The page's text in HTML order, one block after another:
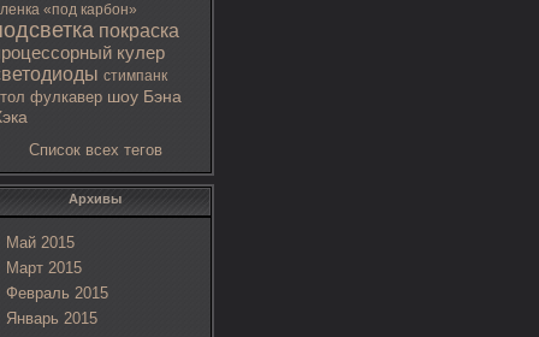
«под карбон»
покраска
кулер
стимпанк
фулкавер шоу Бэна
Список всех тегов
Архивы
Май 2015
Март 2015
Февраль 2015
Январь 2015